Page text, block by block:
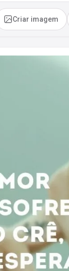
Criar imagem